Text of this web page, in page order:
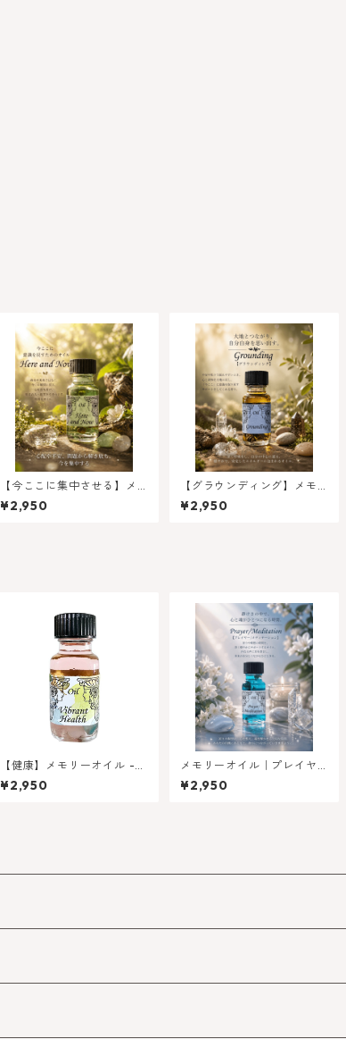
【今ここに集中させる】メ
モリーオイル - ヒアアンド
ナウ 今ここに
¥2,950
【グラウンディング】メモ
リーオイル - グラウンディ
ング
¥2,950
【健康】メモリーオイル -
ヴァイブラントヘルス（は
じける健康）
¥2,950
メモリーオイル｜プレイヤ
ー／メディテーション
¥2,950